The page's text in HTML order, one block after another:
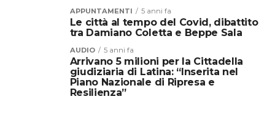
APPUNTAMENTI 5 anni fa
Le città al tempo del Covid, dibattito
tra Damiano Coletta e Beppe Sala
AUDIO 5 anni fa
Arrivano 5 milioni per la Cittadella
giudiziaria di Latina: “Inserita nel
Piano Nazionale di Ripresa e
Resilienza”